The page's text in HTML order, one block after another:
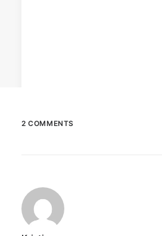
Win by upgrading hero’s skills
recharge.
2 COMMENTS